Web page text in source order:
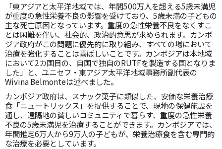
「東アジアと太平洋地域では、年間500万人を超える5歳未満児
が重度の急性栄養不良の影響を受けており、5歳未満の子どもの
主な死亡原因となっています。重度の急性栄養不良をなくすこ
とは困難を伴い、社会的、政治的意思が求められます。カンボ
ジア政府がこの問題に優先的に取り組み、すべての場において
治療を強化することは喜ばしいことです。カンボジアは本地域
において2カ国目の、自国で独自のRUTFを製造する国となりま
した」と、ユニセフ・東アジア太平洋地域事務所副代表の
Wivina Belmonteは述べました。
カンボジア政府は、スナック菓子に類似した、安価な栄養治療
食「ニュートリックス」を提供することで、現地の保健施設を
通し、遠隔地の貧しいコミュニティで暮らす、重度の急性栄養
不良の5歳未満児を治療することができます。カンボジアでは、
年間推定6万人から9万人の子どもが、栄養治療食を含む専門的
な治療を必要としています。